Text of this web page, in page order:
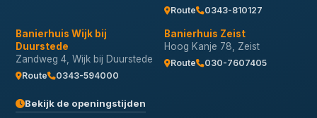
Route 0343-810127
Banierhuis Wijk bij
Duurstede
Zandweg 4, Wijk bij Duurstede
Route 0343-594000
Banierhuis Zeist
Hoog Kanje 78, Zeist
Route 030-7607405
Bekijk de openingstijden